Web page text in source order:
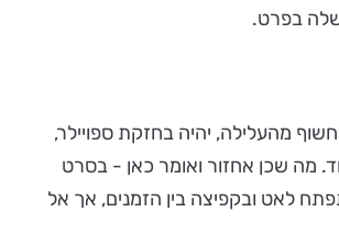
בפרט.
מהעלילה, יהיה בחזקת ספויילר,
מה שכן אחזור ואומר כאן - בסרט
לאט ובקפיצה בין הזמנים, אך אל